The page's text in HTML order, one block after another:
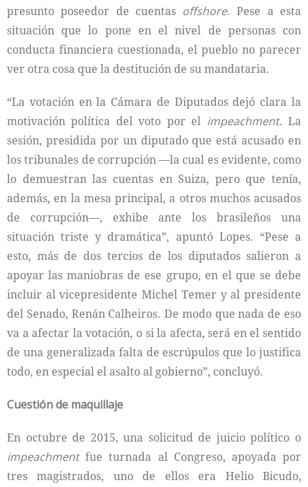
presunto poseedor de cuentas offshore. Pese a esta
situación que lo pone en el nivel de personas con
conducta financiera cuestionada, el pueblo no parecer
ver otra cosa que la destitución de su mandataria.
“La votación en la Cámara de Diputados dejó clara la
motivación política del voto por el impeachment. La
sesión, presidida por un diputado que está acusado en
los tribunales de corrupción —la cual es evidente, como
lo demuestran las cuentas en Suiza, pero que tenía,
además, en la mesa principal, a otros muchos acusados
de corrupción—, exhibe ante los brasileños una
situación triste y dramática”, apuntó Lopes. “Pese a
esto, más de dos tercios de los diputados salieron a
apoyar las maniobras de ese grupo, en el que se debe
incluir al vicepresidente Michel Temer y al presidente
del Senado, Renán Calheiros. De modo que nada de eso
va a afectar la votación, o si la afecta, será en el sentido
de una generalizada falta de escrúpulos que lo justifica
todo, en especial el asalto al gobierno”, concluyó.
Cuestión de maquillaje
En octubre de 2015, una solicitud de juicio político o
impeachmentfue turnada al Congreso, apoyada por
tres magistrados, uno de ellos era Helio Bicudo,